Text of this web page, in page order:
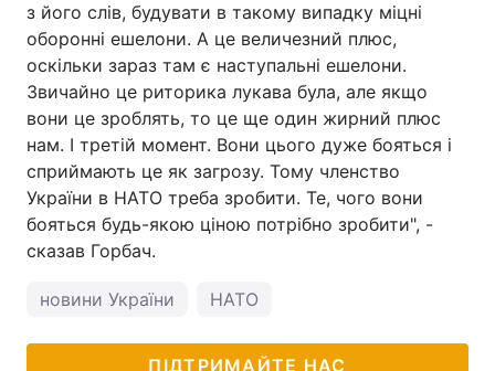
з його слів, будувати в такому випадку міцні
оборонні ешелони. А це величезний плюс,
оскільки зараз там є наступальні ешелони.
Звичайно це риторика лукава була, але якщо
вони це зроблять, то це ще один жирний плюс
нам. І третій момент. Вони цього дуже бояться і
сприймають це як загрозу. Тому членство
України в НАТО треба зробити. Те, чого вони
бояться будь-якою ціною потрібно зробити", -
сказав Горбач.
новини України НАТО
ПІДТРИМАЙТЕ НАС